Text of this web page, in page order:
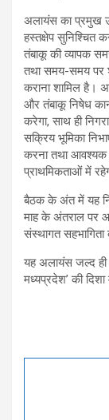
अलायंस का प्रमुख
हस्तक्षेप सुनिश्चित
तंबाकू की व्यापक
तथा समय-समय पर
कराना शामिल है।
और तंबाकू निषेध
करेगा, साथ ही
सक्रिय भूमिका
करना तथा आवश्यक
प्राथमिकताओं में
बैठक के अंत में यह
माह के अंतराल पर
संस्थागत
यह अलायंस जल्द ही
मध्यप्रदेश’ की